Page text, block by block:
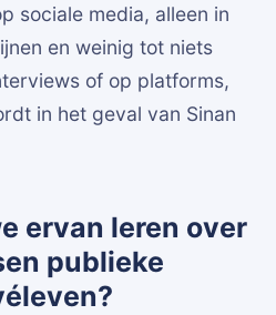
sociale media, alleen in
en weinig tot niets
of op platforms,
in het geval van Sinan
ervan leren over
publieke